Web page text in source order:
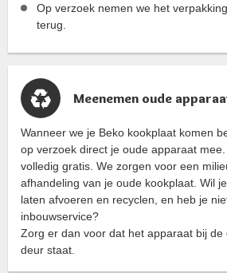
Op verzoek nemen we het
terug.
Meenemen oude
Wanneer we je Beko kookplaat komen
op verzoek direct je oude apparaat
volledig gratis. We zorgen voor een
afhandeling van je oude kookplaat. Wil
laten afvoeren en recyclen, en heb je
inbouwservice?
Zorg er dan voor dat het apparaat bij de
deur staat.